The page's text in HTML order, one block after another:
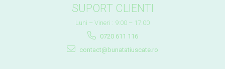
SUPORT CLIENTI
Luni – Vineri : 9:00 – 17:00
0720 611 116
contact@bunatatiuscate.ro